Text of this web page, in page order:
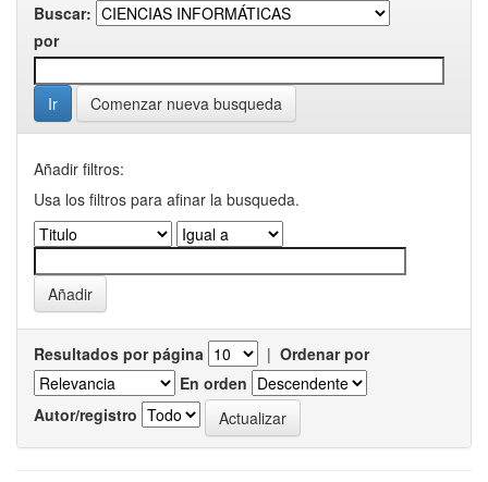
Buscar:
por
Comenzar nueva busqueda
Añadir filtros:
Usa los filtros para afinar la busqueda.
Resultados por página | Ordenar por
En orden
Autor/registro